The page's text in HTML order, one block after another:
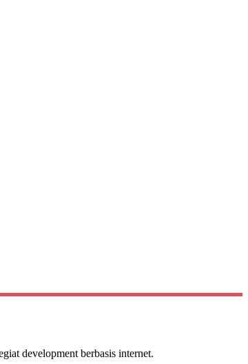
development berbasis internet.